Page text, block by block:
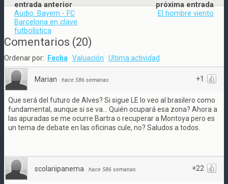
entrada anterior
Audio: Bayern - FC
Barcelona en clave
futbolística
próxima entrada
El hombre viento
Comentarios (20)
Ordenar por: Fecha Valuación Ultima actividad
+1
Marian · hace 586 semanas
Que será del futuro de Alves? Si sigue LE lo veo al brasilero como
fundamental, aunque si se va... Quién ocupará esa zona? Ahora a
las apuradas se me ocurre Bartra o recuperar a Montoya pero es
un tema de debate en las oficinas cule, no? Saludos a todos.
+22
scolariipanema · hace 586 semanas